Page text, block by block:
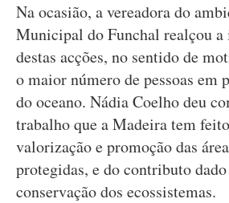
Na ocasião, a vereadora do
Municipal do Funchal realçou
destas acções, no sentido de
o maior número de pessoas em
do oceano. Nádia Coelho deu
trabalho que a Madeira tem
valorização e promoção das
protegidas, e do contributo
conservação dos ecossistemas.